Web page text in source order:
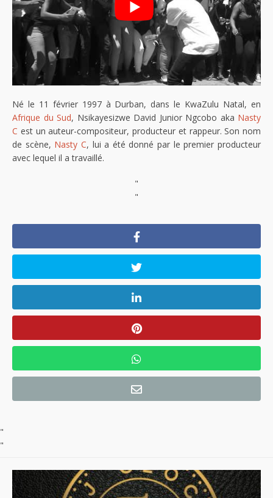
Né le 11 février 1997 à Durban, dans le KwaZulu Natal, en
Afrique du Sud, Nsikayesizwe David Junior Ngcobo aka Nasty
C est un auteur-compositeur, producteur et rappeur. Son nom
de scène, Nasty C, lui a été donné par le premier producteur
avec lequel il a travaillé.
"
"
"
"